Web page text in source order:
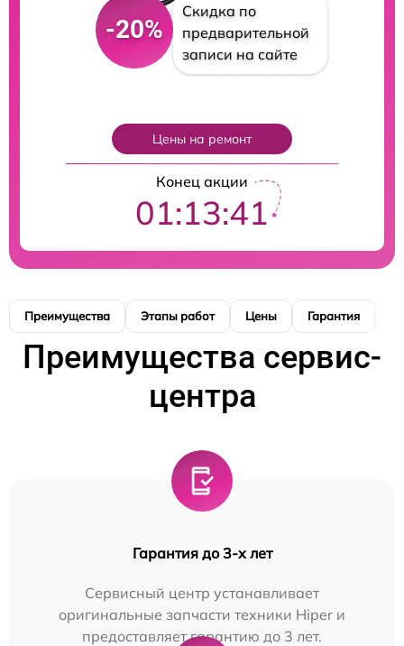
-20%
Скидка по
предварительной
записи на сайте
Цены на ремонт
Конец акции
01:13:40
Преимущества Этапы работ Цены Гарантия
Преимущества сервис-
центра
Гарантия до 3-х лет
Сервисный центр устанавливает
оригинальные запчасти техники Hiper и
предоставляет гарантию до 3 лет.